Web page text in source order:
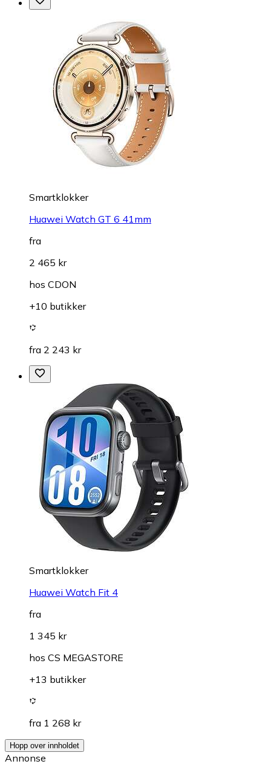
Smartklokker
Huawei Watch GT 6 41mm
fra
2 465 kr
hos CDON
+10 butikker
fra 2 243 kr
Smartklokker
Huawei Watch Fit 4
fra
1 345 kr
hos CS MEGASTORE
+13 butikker
fra 1 268 kr
Hopp over innholdet
Annonse